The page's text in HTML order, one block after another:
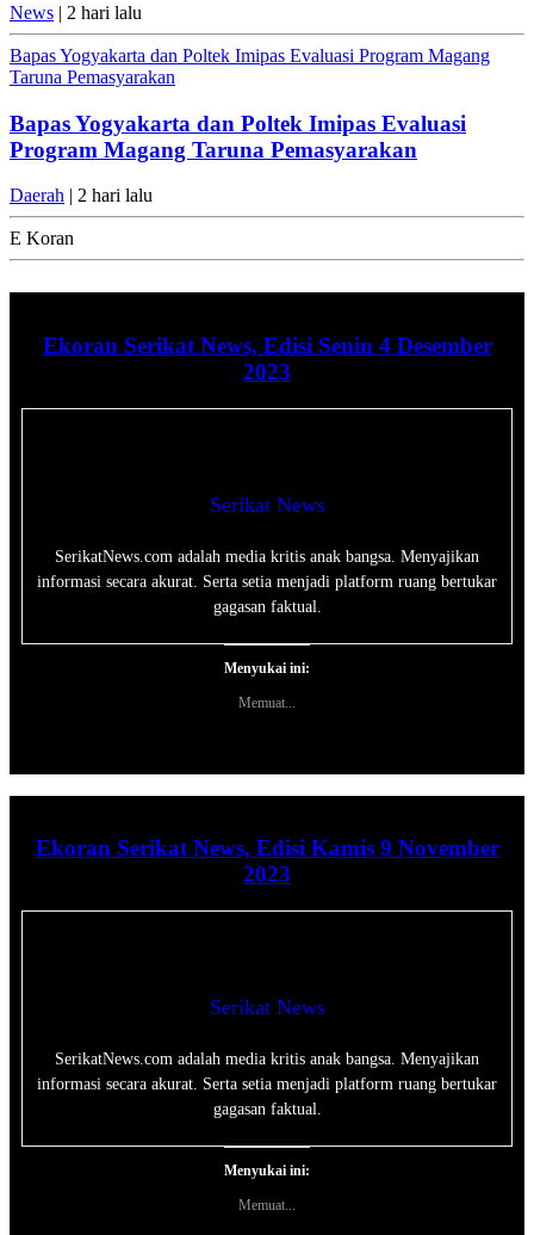
News | 2 hari lalu
Bapas Yogyakarta dan Poltek Imipas Evaluasi Program Magang
Taruna Pemasyarakan
Bapas Yogyakarta dan Poltek Imipas Evaluasi
Program Magang Taruna Pemasyarakan
Daerah | 2 hari lalu
E Koran
Ekoran Serikat News, Edisi Senin 4 Desember
2023
Serikat News
SerikatNews.com adalah media kritis anak bangsa. Menyajikan
informasi secara akurat. Serta setia menjadi platform ruang bertukar
gagasan faktual.
Menyukai ini:
Memuat...
Ekoran Serikat News, Edisi Kamis 9 November
2023
Serikat News
SerikatNews.com adalah media kritis anak bangsa. Menyajikan
informasi secara akurat. Serta setia menjadi platform ruang bertukar
gagasan faktual.
Menyukai ini:
Memuat...